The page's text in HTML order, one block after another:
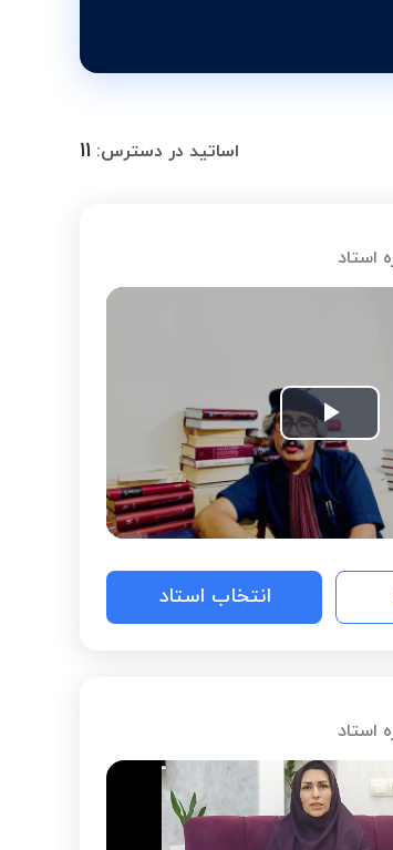
اساتید در دسترس: 11
استاد
Play
Video
انتخاب استاد
استاد